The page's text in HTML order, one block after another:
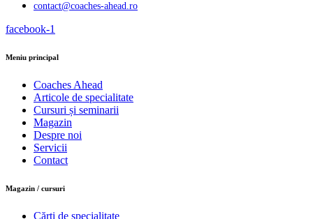
contact@coaches-ahead.ro
facebook-1
Meniu principal
Coaches Ahead
Articole de specialitate
Cursuri și seminarii
Magazin
Despre noi
Servicii
Contact
Magazin / cursuri
Cărți de specialitate